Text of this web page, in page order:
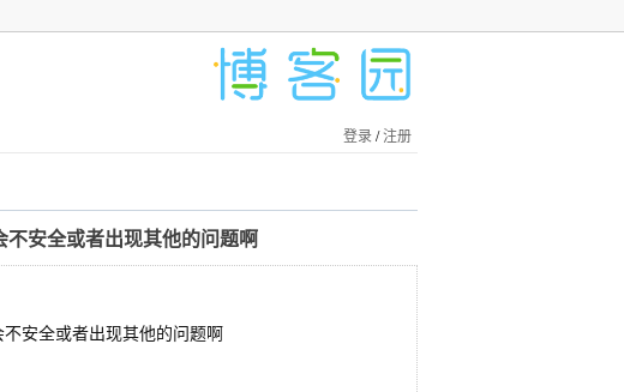
登录/注册
安全或者出现其他的问题啊
安全或者出现其他的问题啊